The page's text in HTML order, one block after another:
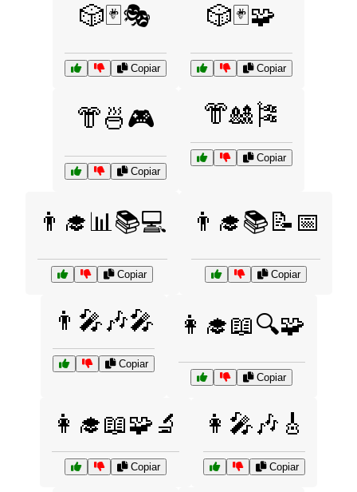
🎲🃏🎭
Copiar
🎲🃏🧩
Copiar
👘🍜🎮
Copiar
👘🎎🎏
Copiar
👨‍🎓📊📚💻
Copiar
👨‍🎓📚📝📅
Copiar
👨‍🎤🎶🎤
Copiar
👩‍🎓📖🔍🧩
Copiar
👩‍🎓📖🧩🔬
Copiar
👩‍🎤🎶🎸
Copiar